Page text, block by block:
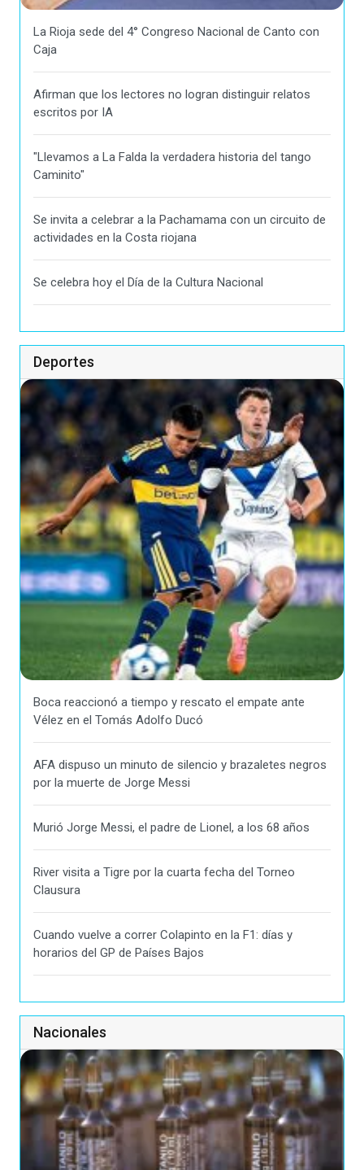
La Rioja sede del 4° Congreso Nacional de Canto con
Caja
Afirman que los lectores no logran distinguir relatos
escritos por IA
"Llevamos a La Falda la verdadera historia del tango
Caminito"
Se invita a celebrar a la Pachamama con un circuito de
actividades en la Costa riojana
Se celebra hoy el Día de la Cultura Nacional
Deportes
Boca reaccionó a tiempo y rescato el empate ante
Vélez en el Tomás Adolfo Ducó
AFA dispuso un minuto de silencio y brazaletes negros
por la muerte de Jorge Messi
Murió Jorge Messi, el padre de Lionel, a los 68 años
River visita a Tigre por la cuarta fecha del Torneo
Clausura
Cuando vuelve a correr Colapinto en la F1: días y
horarios del GP de Países Bajos
Nacionales